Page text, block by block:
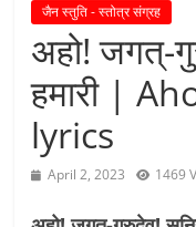
जैन स्तुति - स्तोत्र संग्रह
अहो! जगत्-
हमारी |
lyrics
April 2, 2023 1469